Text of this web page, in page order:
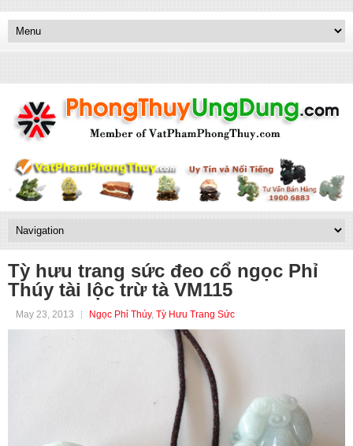
Tỳ hưu trang sức đeo cổ ngọc Phỉ
Thúy tài lộc trừ tà VM115
May 23, 2013 Ngọc Phỉ Thúy, Tỳ Hưu Trang Sức